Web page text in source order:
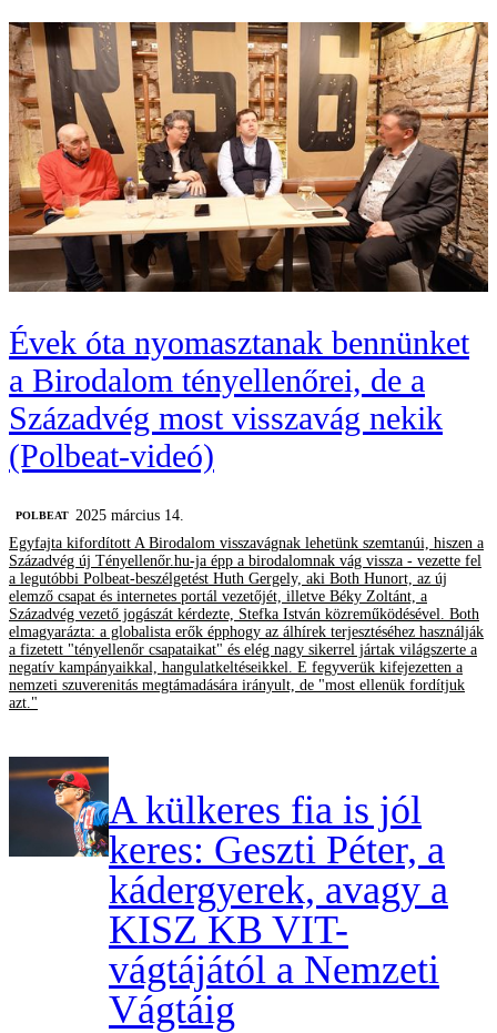
Évek óta nyomasztanak bennünket
a Birodalom tényellenőrei, de a
Századvég most visszavág nekik
(Polbeat-videó)
‎POLBEAT
2025 március 14.
Egyfajta kifordított A Birodalom visszavágnak lehetünk szemtanúi, hiszen a
Századvég új Tényellenőr.hu-ja épp a birodalomnak vág vissza - vezette fel
a legutóbbi Polbeat-beszélgetést Huth Gergely, aki Both Hunort, az új
elemző csapat és internetes portál vezetőjét, illetve Béky Zoltánt, a
Századvég vezető jogászát kérdezte, Stefka István közreműködésével. Both
elmagyarázta: a globalista erők épphogy az álhírek terjesztéséhez használják
a fizetett "tényellenőr csapataikat" és elég nagy sikerrel jártak világszerte a
negatív kampányaikkal, hangulatkeltéseikkel. E fegyverük kifejezetten a
nemzeti szuverenitás megtámadására irányult, de "most ellenük fordítjuk
azt."
A külkeres fia is jól
keres: Geszti Péter, a
kádergyerek, avagy a
KISZ KB VIT-
vágtájától a Nemzeti
Vágtáig